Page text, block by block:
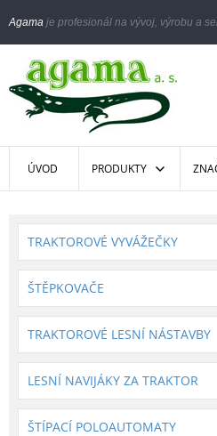
Agama je profesionál na vývoj, výrobu a
ÚVOD PRODUKTY
TRAKTOROVÉ VYVÁŽEČKY
ŠTĚPKOVAČE
TRAKTOROVÉ LESNÍ NÁSTAVBY
LESNÍ NAVIJÁKY ZA TRAKTOR
ŠTÍPACÍ POLOAUTOMATY